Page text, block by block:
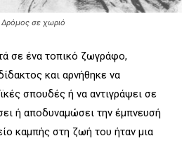
σε χωριό
σε ένα τοπικό ζωγράφο,
και αρνήθηκε να
σπουδές ή να αντιγράψει σε
ή αποδυναμώσει την έμπνευσή
καμπής στη ζωή του ήταν μια